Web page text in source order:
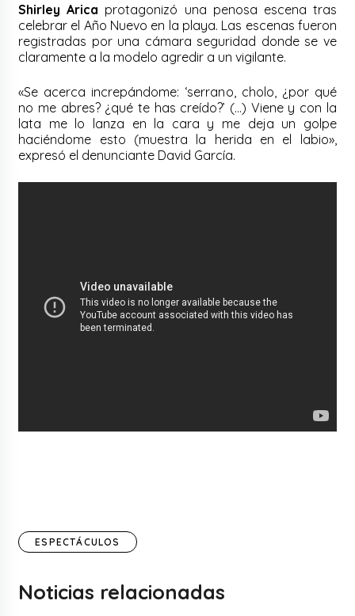
Shirley Arica protagonizó una penosa escena tras
celebrar el Año Nuevo en la playa. Las escenas fueron
registradas por una cámara seguridad donde se ve
claramente a la modelo agredir a un vigilante.
«Se acerca increpándome: ‘serrano, cholo, ¿por qué
no me abres? ¿qué te has creído?’ (…) Viene y con la
lata me lo lanza en la cara y me deja un golpe
haciéndome esto (muestra la herida en el labio»,
expresó el denunciante David García.
ESPECTÁCULOS
Noticias relacionadas